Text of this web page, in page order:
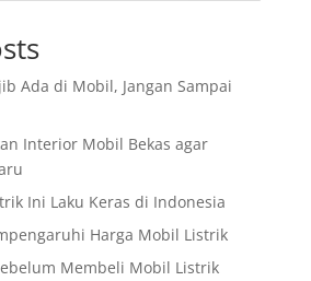
Ada di Mobil, Jangan Sampai
Interior Mobil Bekas agar
Ini Laku Keras di Indonesia
Harga Mobil Listrik
Membeli Mobil Listrik